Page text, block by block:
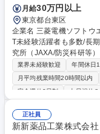
月給30万円以上
東京都台東区
企業名 三菱電機ソフトウエア株式会社 求人名 【
T未経験活躍者も多数/長期的なキャリ
究所（JAXA/防災科研等
テグレーション/ソフト
営業をお任せいたします。 【詳細】■宇宙/防災領域（第1課）、もしくは
ライフサイエンス/官公庁
検討いたします。 ■顧客
ートナー会社や社内エン
して担当いただきます。 募集職種 【つくばor上野/法人営業】IT未経験活
業界未経験歓迎 年間休日
月平均残業時間20時間以内
完全週休2日制
土日祝休み
正社員
新新薬品工業株式会社